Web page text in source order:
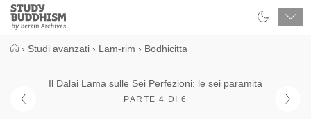
Close
Study
Buddhism
› Studi avanzati › Lam-rim › Bodhicitta
Il Dalai Lama sulle Sei Perfezioni: le sei paramita
PARTE 4 DI 6